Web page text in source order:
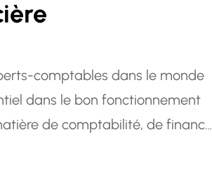
comptables dans le monde
dans le bon fonctionnement
de comptabilité, de finance